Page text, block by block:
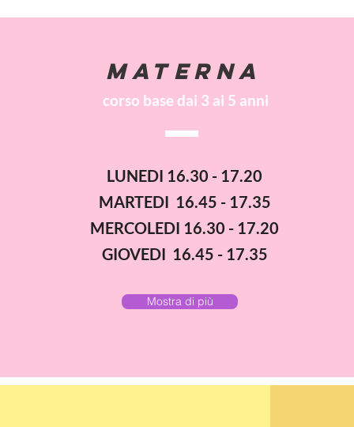
MATERNA
corso base dai 3 ai 5 anni
LUNEDI 16.30 - 17.20
MARTEDI 16.45 - 17.35
MERCOLEDI 16.30 - 17.20
GIOVEDI 16.45 - 17.35
Mostra di più